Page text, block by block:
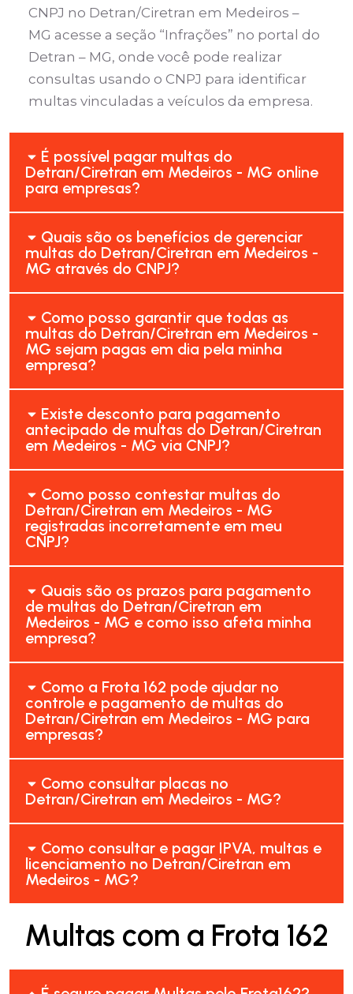
CNPJ no Detran/Ciretran em Medeiros –
MG acesse a seção “Infrações” no portal do
Detran – MG, onde você pode realizar
consultas usando o CNPJ para identificar
multas vinculadas a veículos da empresa.
É possível pagar multas do
Detran/Ciretran em Medeiros - MG online
para empresas?
Quais são os benefícios de gerenciar
multas do Detran/Ciretran em Medeiros -
MG através do CNPJ?
Como posso garantir que todas as
multas do Detran/Ciretran em Medeiros -
MG sejam pagas em dia pela minha
empresa?
Existe desconto para pagamento
antecipado de multas do Detran/Ciretran
em Medeiros - MG via CNPJ?
Como posso contestar multas do
Detran/Ciretran em Medeiros - MG
registradas incorretamente em meu
CNPJ?
Quais são os prazos para pagamento
de multas do Detran/Ciretran em
Medeiros - MG e como isso afeta minha
empresa?
Como a Frota 162 pode ajudar no
controle e pagamento de multas do
Detran/Ciretran em Medeiros - MG para
empresas?
Como consultar placas no
Detran/Ciretran em Medeiros - MG?
Como consultar e pagar IPVA, multas e
licenciamento no Detran/Ciretran em
Medeiros - MG?
Multas com a Frota 162